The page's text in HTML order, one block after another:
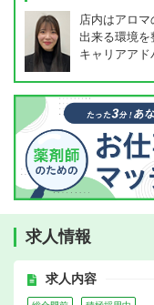
店内はアロ
出来る環境を
キャリアア
求人情報
求人内容